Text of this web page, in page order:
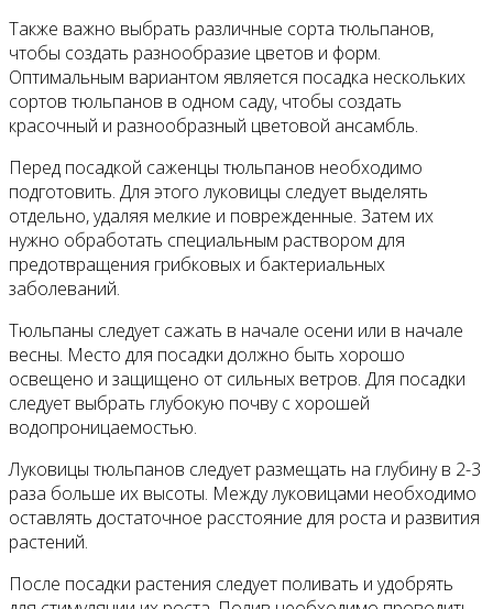
Также важно выбрать различные сорта тюльпанов,
чтобы создать разнообразие цветов и форм.
Оптимальным вариантом является посадка нескольких
сортов тюльпанов в одном саду, чтобы создать
красочный и разнообразный цветовой ансамбль.
Перед посадкой саженцы тюльпанов необходимо
подготовить. Для этого луковицы следует выделять
отдельно, удаляя мелкие и поврежденные. Затем их
нужно обработать специальным раствором для
предотвращения грибковых и бактериальных
заболеваний.
Тюльпаны следует сажать в начале осени или в начале
весны. Место для посадки должно быть хорошо
освещено и защищено от сильных ветров. Для посадки
следует выбрать глубокую почву с хорошей
водопроницаемостью.
Луковицы тюльпанов следует размещать на глубину в 2-3
раза больше их высоты. Между луковицами необходимо
оставлять достаточное расстояние для роста и развития
растений.
После посадки растения следует поливать и удобрять